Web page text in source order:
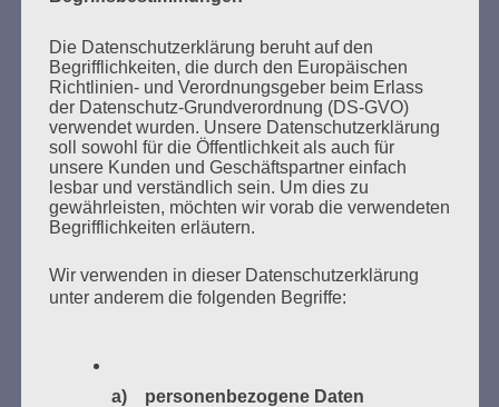
Schwächsten!
Bleibt mutig! Ich vertraue auf die Jugend, ich
vertraue auf euch!
Nie wieder Faschismus – nie wieder Krieg!
Esther Bejarano - 3. Mai 2021
Die Datenschutzerklärung beruht auf den
Begrifflichkeiten, die durch den Europäischen
Richtlinien- und Verordnungsgeber beim Erlass
der Datenschutz-Grundverordnung (DS-GVO)
verwendet wurden. Unsere Datenschutzerklärung
soll sowohl für die Öffentlichkeit als auch für
unsere Kunden und Geschäftspartner einfach
lesbar und verständlich sein. Um dies zu
gewährleisten, möchten wir vorab die verwendeten
Begrifflichkeiten erläutern.
Wir verwenden in dieser Datenschutzerklärung
unter anderem die folgenden Begriffe:
a) personenbezogene Daten